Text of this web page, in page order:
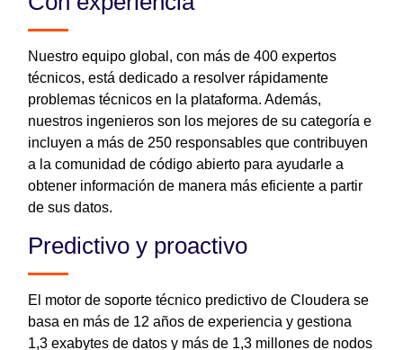
Nuestro equipo global, con más de 400 expertos
técnicos, está dedicado a resolver rápidamente
problemas técnicos en la plataforma. Además,
nuestros ingenieros son los mejores de su categoría e
incluyen a más de 250 responsables que contribuyen
a la comunidad de código abierto para ayudarle a
obtener información de manera más eficiente a partir
de sus datos.
Predictivo y proactivo
El motor de soporte técnico predictivo de Cloudera se
basa en más de 12 años de experiencia y gestiona
1,3 exabytes de datos y más de 1,3 millones de nodos